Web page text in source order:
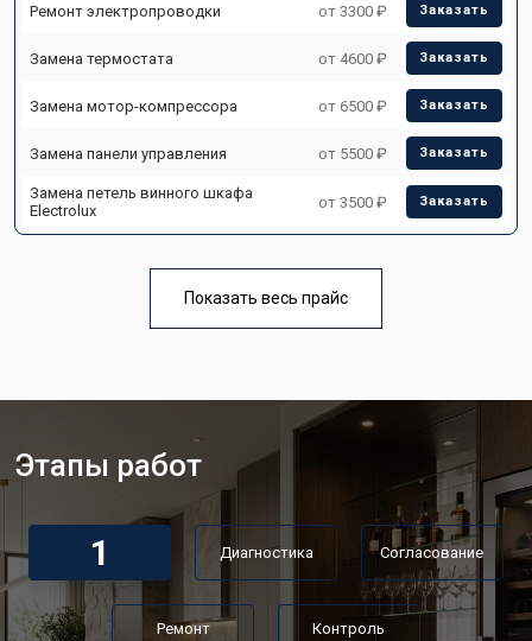
Ремонт электропроводки от 3300 ₽ Заказать
Замена термостата от 4600 ₽ Заказать
Замена мотор-компрессора от 6500 ₽ Заказать
Замена панели управления от 5500 ₽ Заказать
Замена петель винного шкафа
Electrolux
от 3500 ₽ Заказать
Показать весь прайс
Этапы работ
1 Диагностика Согласование
Ремонт Контроль